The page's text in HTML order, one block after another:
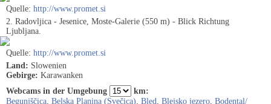
Quelle: http://www.promet.si
2. Radovljica - Jesenice, Moste-Galerie (550 m) - Blick Richtung
Ljubljana.
Quelle: http://www.promet.si
Land: Slowenien
Gebirge: Karawanken
Webcams in der Umgebung
km:
Begunjščica, Belska Planina (Svečica), Bled, Blejsko jezero, Bodental/